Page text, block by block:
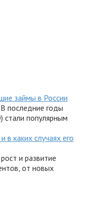
займы в России
последние годы
популярным
каких случаях его
и развитие
от новых